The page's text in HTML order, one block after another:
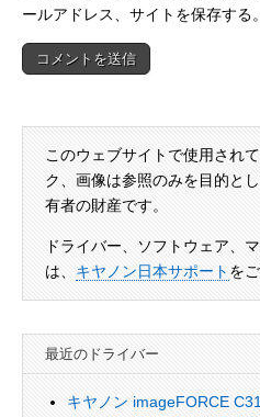
ールアドレス、サイトを保存する。
このウェブサイトで使用され
ク、画像は参照のみを目的と
有者の財産です。
ドライバー、ソフトウェア、
は、 キヤノン日本サポート を
最近のドライバー
キヤノン imageFORCE